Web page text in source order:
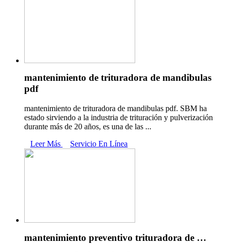
mantenimiento de trituradora de mandibulas
pdf
mantenimiento de trituradora de mandibulas pdf. SBM ha
estado sirviendo a la industria de trituración y pulverización
durante más de 20 años, es una de las ...
Leer Más
Servicio En Línea
mantenimiento preventivo trituradora de …